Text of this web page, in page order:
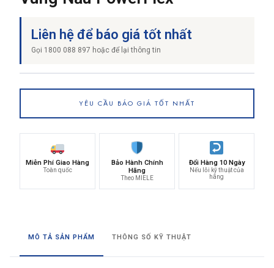
→ GỬI YÊU CẦU BÁO GIÁ
Liên hệ để báo giá tốt nhất
Gọi 1800 088 897 hoặc để lại thông tin
YÊU CẦU BÁO GIÁ TỐT NHẤT
Miễn Phí Giao Hàng
Toàn quốc
Bảo Hành Chính
Hãng
Theo MIELE
Đổi Hàng 10 Ngày
Nếu lỗi kỹ thuật của
hãng
MÔ TẢ SẢN PHẨM THÔNG SỐ KỸ THUẬT